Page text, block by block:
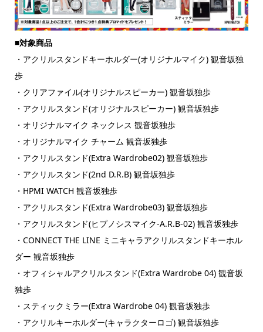
■対象商品
・アクリルスタンドキーホルダー(オリジナルマイク) 観音坂独
歩
・クリアファイル(オリジナルスピーカー) 観音坂独歩
・アクリルスタンド(オリジナルスピーカー) 観音坂独歩
・オリジナルマイク ネックレス 観音坂独歩
・オリジナルマイク チャーム 観音坂独歩
・アクリルスタンド(Extra Wardrobe02) 観音坂独歩
・アクリルスタンド(2nd D.R.B) 観音坂独歩
・HPMI WATCH 観音坂独歩
・アクリルスタンド(Extra Wardrobe03) 観音坂独歩
・アクリルスタンド(ヒプノシスマイク-A.R.B-02) 観音坂独歩
・CONNECT THE LINE ミニキャラアクリルスタンドキーホル
ダー 観音坂独歩
・オフィシャルアクリルスタンド(Extra Wardrobe 04) 観音坂
独歩
・スティックミラー(Extra Wardrobe 04) 観音坂独歩
・アクリルキーホルダー(キャラクターロゴ) 観音坂独歩